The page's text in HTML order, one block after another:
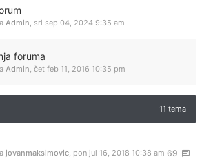
Admin, sri sep 04, 2024 9:35 am
foruma
Admin, čet feb 11, 2016 10:35 pm
11 tema
69
jovanmaksimovic, pon jul 16, 2018 10:38 am